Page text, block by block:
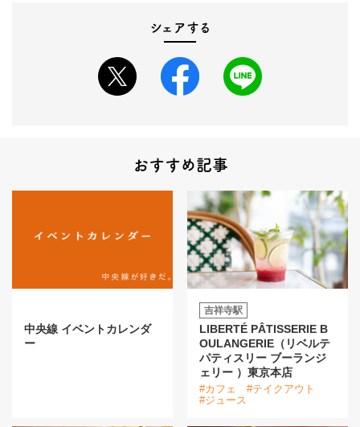
シェアする
おすすめ記事
中央線 イベントカレンダ
ー
吉祥寺駅
LIBERTÉ PÂTISSERIE B
OULANGERIE（リベルテ
パティスリー ブーランジ
ェリー ）東京本店
#カフェ
#テイクアウト
#ジュース